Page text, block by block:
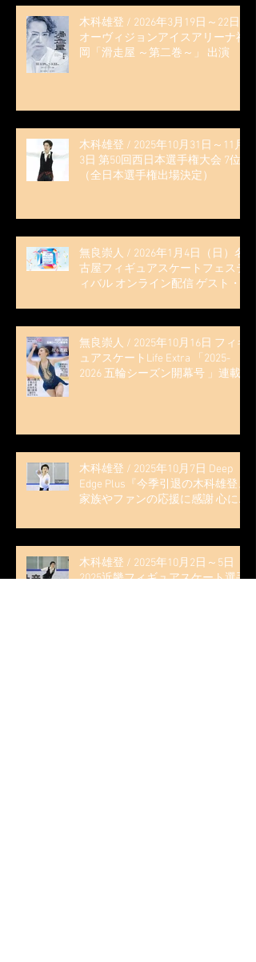
木科雄登 / 2026年3月19日～22日
オーヴィジョンアイスアリーナ福
岡「滑走屋 ～第二巻～」 出演
木科雄登 / 2025年10月31日～11月
3日 第50回西日本選手権大会 7位
（全日本選手権出場決定）
無良崇人 / 2026年1月4日（日）名
古屋フィギュアスケートフェステ
ィバル オンライン配信 ゲスト・
無良崇人 / 2025年10月16日 フィギ
ュアスケートLife Extra 「2025-
2026 五輪シーズン開幕号 」連載
木科雄登 / 2025年10月7日 Deep
Edge Plus『今季引退の木科雄登、
家族やファンの応援に感謝 心に響
見に来て」』
木科雄登 / 2025年10月2日～5日
2025近畿フィギュアスケート選手